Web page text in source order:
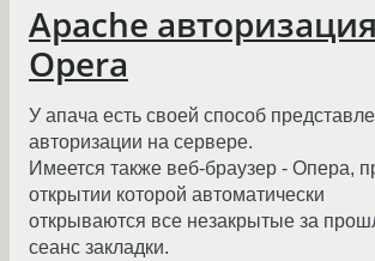
Apache
Opera
У апача есть своей способ
авторизации на сервере.
Имеется также веб-браузер - Опера,
открытии которой автоматически
открываются все незакрытые за
сеанс закладки.